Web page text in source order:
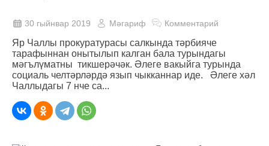
30 гыйнвар 2019 Мәгариф Комментарий
Яр Чаллы прокуратурасы салкында тәрбияче
тарафыннан онытылып калган бала турындагы
мәгълүматны тикшерәчәк. Әлеге вакыйга турында
социаль челтәрләрдә язып чыкканнар иде. Әлеге хәл
Чаллыдагы 7 нче са...